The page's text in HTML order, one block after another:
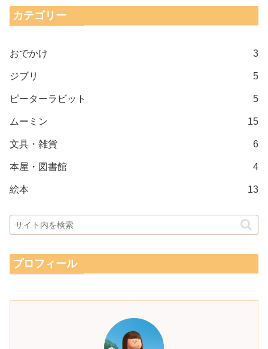
カテゴリー
おでかけ 3
ジブリ 5
ピーターラビット 5
ムーミン 15
文具・雑貨 6
本屋・図書館 4
絵本 13
プロフィール